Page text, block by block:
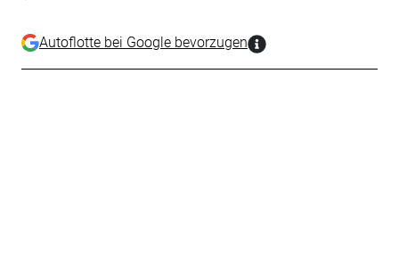
Autoflotte bei Google bevorzugen